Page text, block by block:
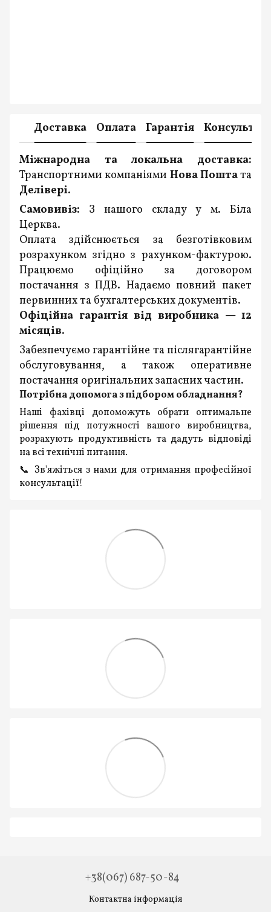
Доставка Оплата Гарантія
Міжнародна та локальна доставка:
Транспортними компаніями Нова Поштата
Делівері.
Самовивіз: З нашого складу у м. Біла
Церква.
Оплата здійснюється за безготівковим
розрахунком згідно з рахунком-фактурою.
Працюємо офіційно за договором
постачання з ПДВ. Надаємо повний пакет
первинних та бухгалтерських документів.
Офіційна гарантія від виробника — 12
місяців.
Забезпечуємо гарантійне та післягарантійне
обслуговування, а також оперативне
постачання оригінальних запасних частин.
Потрібна допомога з підбором обладнання?
Наші фахівці допоможуть обрати оптимальне
рішення під потужності вашого виробництва,
розрахують продуктивність та дадуть відповіді
на всі технічні питання.
📞 Зв'яжіться з нами для отримання професійної
консультації!
+38(067) 687-50-84
Контактна інформація